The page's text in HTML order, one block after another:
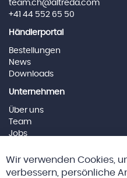
team.ch@altreda.com
+41 44 552 65 50
Händlerportal
Bestellungen
News
Downloads
Unternehmen
Über uns
Team
Jobs
Social Media
Wir verwenden Cookies,
verbessern, persönliche